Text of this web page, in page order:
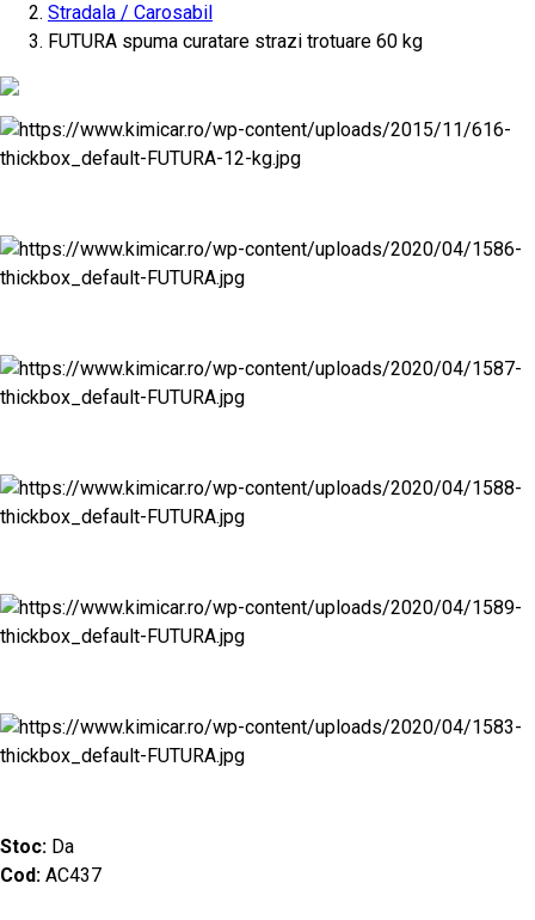
Stradala / Carosabil
FUTURA spuma curatare strazi trotuare 60 kg
Stoc: Da
Cod: AC437